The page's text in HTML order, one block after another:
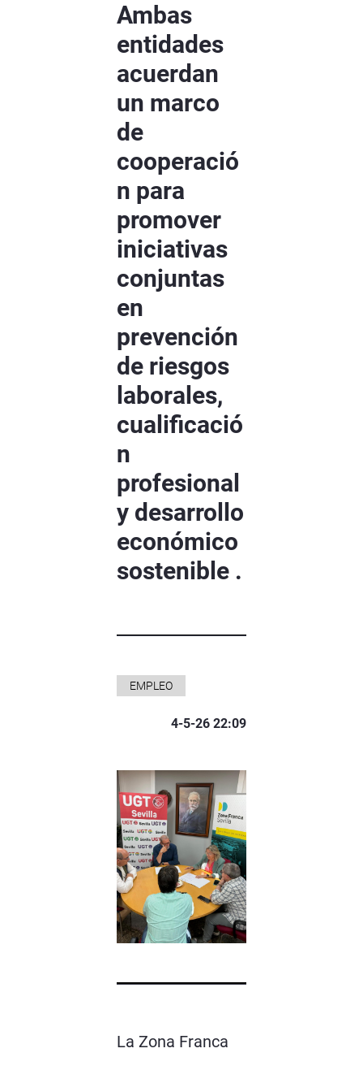
Ambas
entidades
acuerdan
un marco
de
cooperació
n para
promover
iniciativas
conjuntas
en
prevención
de riesgos
laborales,
cualificació
n
profesional
y desarrollo
económico
sostenible .
EMPLEO
4-5-26 22:09
La Zona Franca